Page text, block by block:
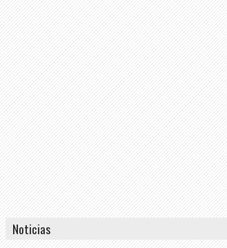
Noticias